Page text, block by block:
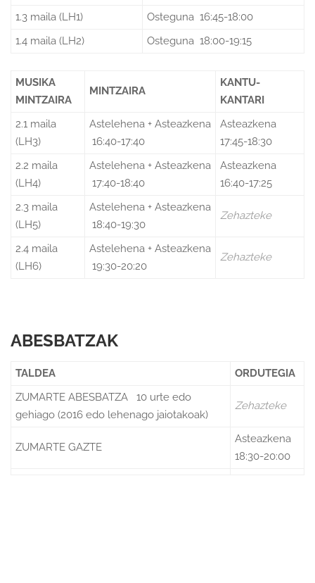
1.3 maila (LH1)
Osteguna 16:45-18:00
1.4 maila (LH2)
Osteguna 18:00-19:15
MUSIKA
MINTZAIRA
MINTZAIRA
KANTU-
KANTARI
2.1 maila
(LH3)
Astelehena + Asteazkena
16:40-17:40
Asteazkena
17:45-18:30
2.2 maila
(LH4)
Astelehena + Asteazkena
17:40-18:40
Asteazkena
16:40-17:25
2.3 maila
(LH5)
Astelehena + Asteazkena
18:40-19:30
Zehazteke
2.4 maila
(LH6)
Astelehena + Asteazkena
19:30-20:20
Zehazteke
ABESBATZAK
TALDEA
ORDUTEGIA
ZUMARTE ABESBATZA 10 urte edo
gehiago (2016 edo lehenago jaiotakoak)
Zehazteke
ZUMARTE GAZTE
Asteazkena
18:30-20:00